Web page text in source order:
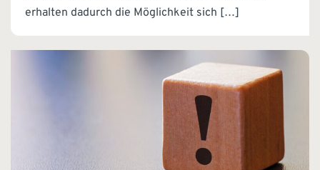
erhalten dadurch die Möglichkeit sich […]